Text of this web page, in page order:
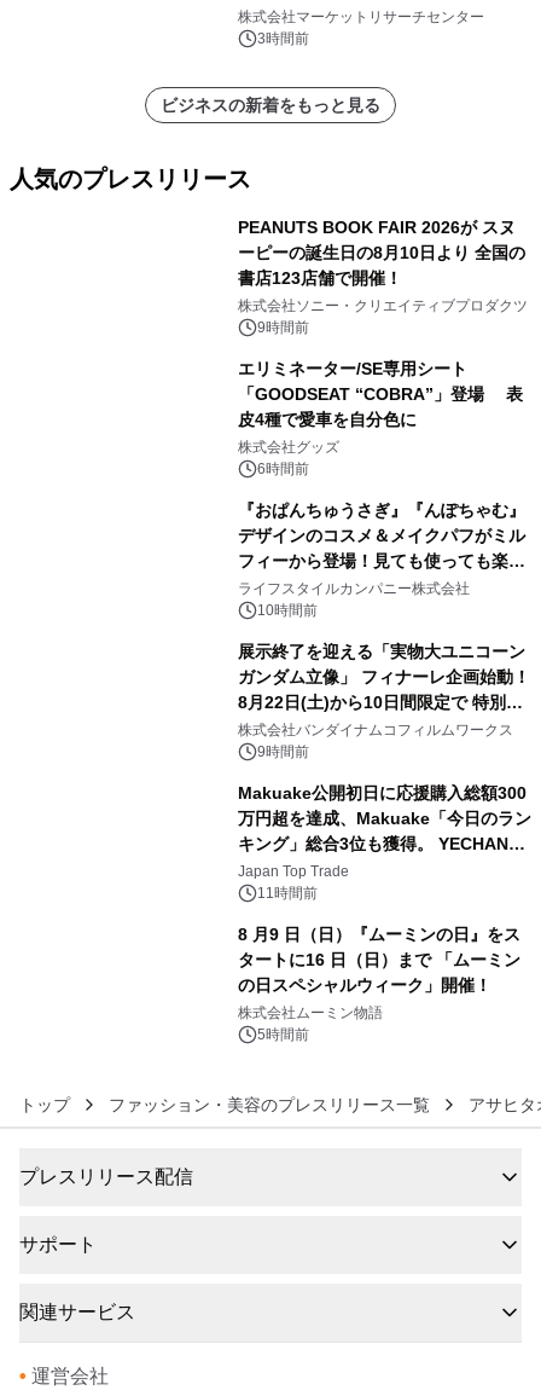
メント、その他）・分析レポートを発
表
株式会社マーケットリサーチセンター
3時間前
ビジネスの新着をもっと見る
人気のプレスリリース
PEANUTS BOOK FAIR 2026が スヌ
ーピーの誕生日の8月10日より 全国の
書店123店舗で開催！
株式会社ソニー・クリエイティブプロダクツ
9時間前
エリミネーター/SE専用シート
「GOODSEAT “COBRA”」登場 表
皮4種で愛車を自分色に
株式会社グッズ
6時間前
『おぱんちゅうさぎ』『んぽちゃむ』
デザインのコスメ＆メイクパフがミル
フィーから登場！見ても使っても楽し
い、ポップでキュートなコレクショ
ン。
ライフスタイルカンパニー株式会社
10時間前
展示終了を迎える「実物大ユニコーン
ガンダム立像」 フィナーレ企画始動！
8月22日(土)から10日間限定で 特別映
像『UNICORN GUNDAM Statue ―
BEYOND POSSIBILITY ―』を上映！
株式会社バンダイナムコフィルムワークス
9時間前
Makuake公開初日に応援購入総額300
万円超を達成、Makuake「今日のラン
キング」総合3位も獲得。 YECHAN音
浴シンギングボウル第2弾の大型サイ
ズ（XL・2XL・3XL）を先行販売中
Japan Top Trade
11時間前
8 月9 日（日）『ムーミンの日』をス
タートに16 日（日）まで 「ムーミン
の日スペシャルウィーク」開催！
株式会社ムーミン物語
5時間前
トップ ファッション・美容のプレスリリース一覧 アサヒ
プレスリリース配信
サポート
関連サービス
• 運営会社